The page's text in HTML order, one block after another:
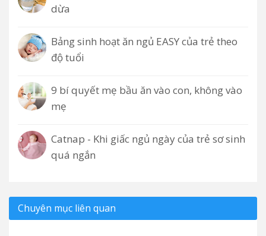
dừa
Bảng sinh hoạt ăn ngủ EASY của trẻ theo
độ tuổi
9 bí quyết mẹ bầu ăn vào con, không vào
mẹ
Catnap - Khi giấc ngủ ngày của trẻ sơ sinh
quá ngắn
Chuyên mục liên quan